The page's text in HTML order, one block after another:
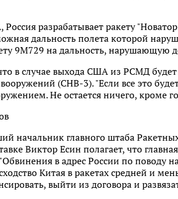
разрабатывает ракету
дальность полета которой
9М729 на дальность,
в случае выхода США из РСМД
(СНВ-3). "Если все это
Не остается ничего, кроме
начальник главного штаба
Виктор Есин полагает, что
в адрес России по поводу
Китая в ракетах средней и
выйти из договора и